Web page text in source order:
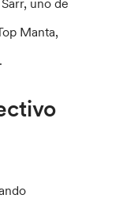
uno de
Manta,